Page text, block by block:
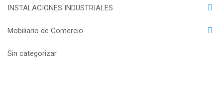
INSTALACIONES INDUSTRIALES
Mobiliario de Comercio
Sin categorizar